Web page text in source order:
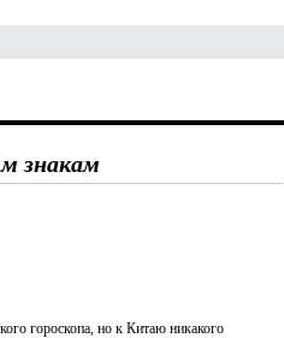
знакам
гороскопа, но к Китаю никакого